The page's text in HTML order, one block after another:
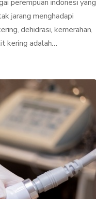
perempuan indonesi yang
jarang menghadapi
dehidrasi, kemerahan,
kering adalah…